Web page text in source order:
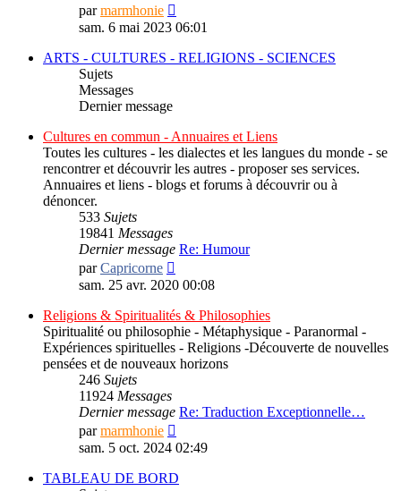
parmarmhonie
le
message
sam. 6 mai 2023 06:01
ARTS - CULTURES - RELIGIONS - SCIENCES
Sujets
Messages
Dernier message
Cultures en commun - Annuaires et Liens
Toutes les cultures - les dialectes et les langues du monde - se
rencontrer et découvrir les autres - proposer ses services.
Annuaires et liens - blogs et forums à découvrir ou à
dénoncer.
533 Sujets
19841 Messages
Dernier message Re: Humour
parCapricorne
le
message
sam. 25 avr. 2020 00:08
Religions & Spiritualités & Philosophies
Spiritualité ou philosophie - Métaphysique - Paranormal -
Expériences spirituelles - Religions -Découverte de nouvelles
pensées et de nouveaux horizons
246 Sujets
11924 Messages
Dernier message Re: Traduction Exceptionnelle…
parmarmhonie
le
message
sam. 5 oct. 2024 02:49
TABLEAU DE BORD